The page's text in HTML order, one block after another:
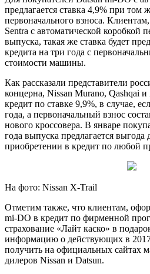
предлагается ставка 4,9% при том
первоначального взноса.
Sentra с автоматической коробкой
выпуска, такая же ставка будет
кредита на три года с
стоимости машины.
Как рассказали представители
концерна, Nissan Murano, Qashqai и
кредит по ставке 9,9%, в случае,
года, а первоначальный взнос
нового кроссовера. В январе
года выпуска предлагается выгода
приобретении в кредит по любой
На фото: Nissan X-Trail
Отметим также, что клиентам,
mi-DO в кредит по фирменной
страхование «Лайт каско» в
информацию о действующих в
получить на официальных сайтах
дилеров Nissan и Datsun.